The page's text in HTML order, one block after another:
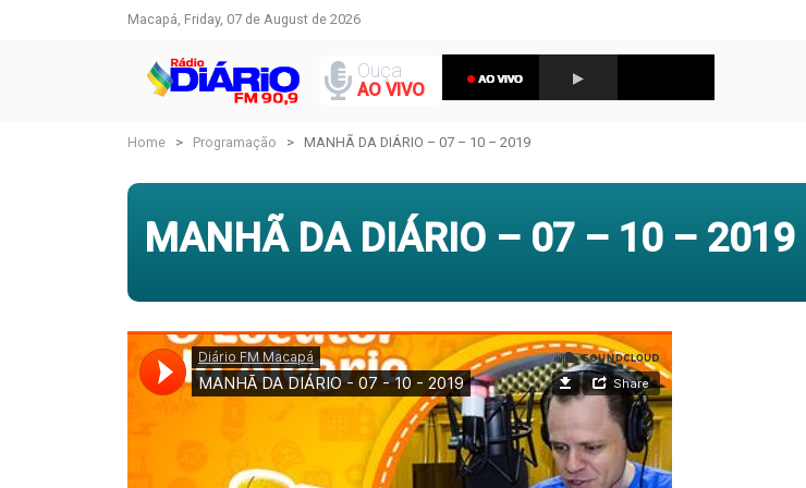
Macapá, Friday, 07 de August de 2026
Ouça
AO VIVO
Home Programação MANHÃ DA DIÁRIO – 07 – 10 – 2019
MANHÃ DA DIÁRIO – 07 – 10 – 2019